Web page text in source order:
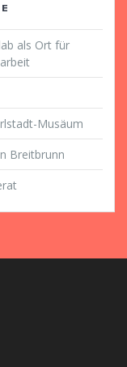
als Ort für
Musäum
Breitbrunn